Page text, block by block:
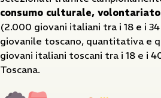
consumo culturale,
(2.000 giovani italiani tra i 18 e i
giovanile toscano, quantitativa e
giovani italiani toscani tra i 18 e i
Toscana.